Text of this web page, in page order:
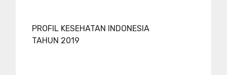
PROFIL KESEHATAN INDONESIA
TAHUN 2019